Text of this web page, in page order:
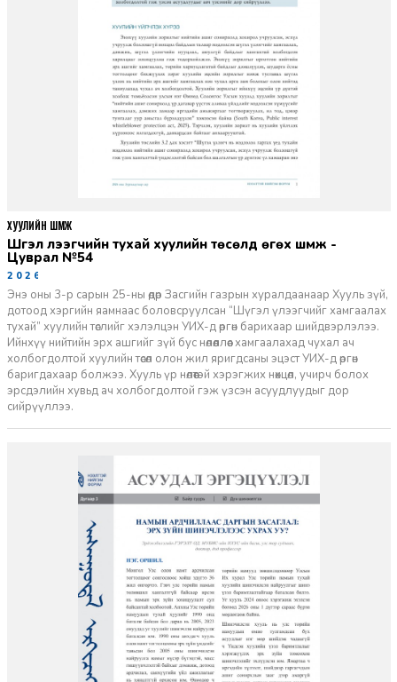
Шүгэл үлээгчийн тухай хуулийн төсөлд өгөх шүүмж -
Цуврал №54
2026-07-27
Энэ оны 3-р сарын 25-ны өдөр Засгийн газрын хуралдаанаар Хууль зүй,
дотоод хэргийн яамнаас боловсруулсан “Шүгэл үлээгчийг хамгаалах
тухай” хуулийн төслийг хэлэлцэн УИХ-д өргөн барихаар шийдвэрлэлээ.
Ийнхүү нийтийн эрх ашгийг зүй бус нөлөөллөөс хамгаалахад чухал ач
холбогдолтой хуулийн төсөл олон жил яригдсаны эцэст УИХ-д өргөн
баригдахаар болжээ. Хууль үр нөлөөтэй хэрэгжих нөхцөл, учирч болох
эрсдэлийн хувьд ач холбогдолтой гэж үзсэн асуудлуудыг дор
сийрүүллээ.
ХУУЛИЙН ШҮҮМЖ